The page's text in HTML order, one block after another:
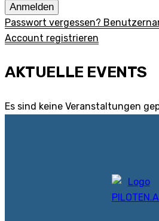
Anmelden
Passwort vergessen?
Account registrieren
AKTUELLE EVENTS
Es sind keine Veranstaltungen